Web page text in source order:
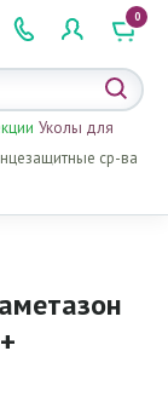
0
Уколы для
ср-ва